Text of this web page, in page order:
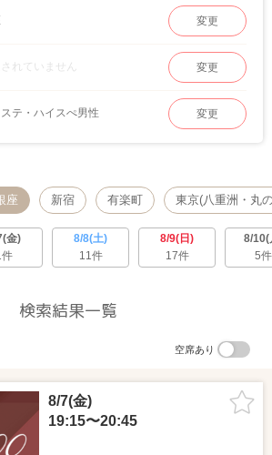
変更
されていません 変更
テ・ハイスぺ男性 変更
座 新宿 有楽町 東京(八重洲・丸
金)
件
8/8(土)
11件
8/9(日)
17件
8/10(
5件
検索結果一覧
空席あり
8/7(金)
19:15〜20:45